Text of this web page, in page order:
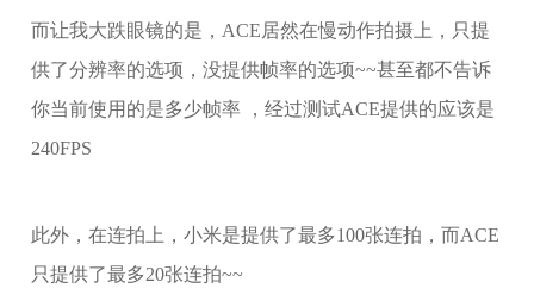
而让我大跌眼镜的是，ACE居然在慢动作拍摄上，只提
供了分辨率的选项，没提供帧率的选项~~甚至都不告诉
你当前使用的是多少帧率 ，经过测试ACE提供的应该是
240FPS
此外，在连拍上，小米是提供了最多100张连拍，而ACE
只提供了最多20张连拍~~